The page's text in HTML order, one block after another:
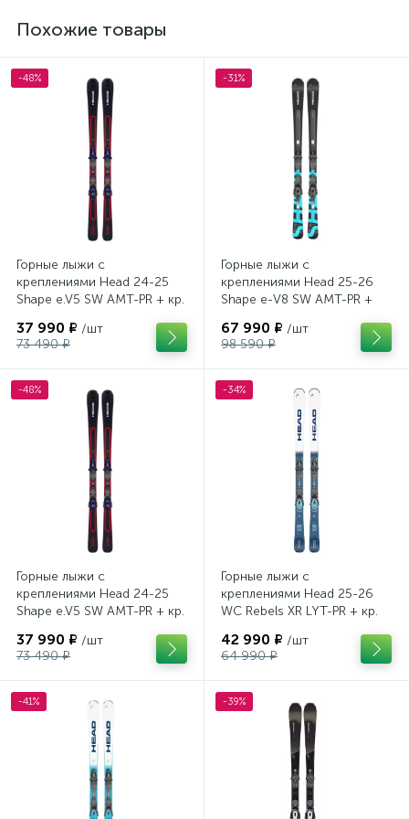
Похожие товары
-48%
Горные лыжи с
креплениями Head 24-25
Shape e.V5 SW AMT-PR + кр.
37 990 ₽ /шт
73 490 ₽
-31%
Горные лыжи с
креплениями Head 25-26
Shape e-V8 SW AMT-PR +
67 990 ₽ /шт
98 590 ₽
-48%
Горные лыжи с
креплениями Head 24-25
Shape e.V5 SW AMT-PR + кр.
37 990 ₽ /шт
73 490 ₽
-34%
Горные лыжи с
креплениями Head 25-26
WC Rebels XR LYT-PR + кр.
42 990 ₽ /шт
64 990 ₽
-41% -39%